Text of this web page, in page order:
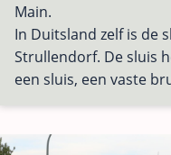
Main.
In Duitsland zelf is de
Strullendorf. De sluis
een sluis, een vaste